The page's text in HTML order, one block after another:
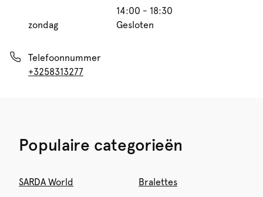
14:00 - 18:30
zondag
Gesloten
Telefoonnummer
+3258313277
Populaire categorieën
SARDA World Bralettes